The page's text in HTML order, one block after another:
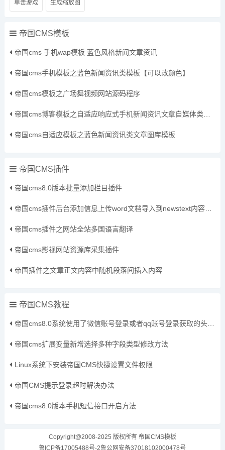
单击游戏 生成缩放图
帝国CMS模板
帝国cms 手机wap模板 蓝色风格新闻文章资讯
帝国cms手机模板之蓝色新闻资讯类模板【可以改颜色】
帝国cms模板之广场舞视频网站源码程序
帝国cms博客模板之自适应响应式手机新闻资讯文章自媒体类通用网站模板
帝国cms自适应模板之蓝色新闻资讯类文章图库模板
帝国CMS插件
帝国cms8.0版本批量添加栏目插件
帝国cms插件后台添加信息上传word文档导入到newstext内容插件
帝国cms插件之网站全站多国语言翻译
帝国cms影视网站资源库采集插件
帝国插件之文章正文内容中随机段落间插入内容
帝国CMS教程
帝国cms8.0系统使用了微信账号登录或者qq账号登录获取的头像保存到本地方法
帝国cms扩展变量新增选择多种字段类型修改方法
Linux系统下安装帝国CMS快捷设置文件权限
帝国CMS提示登录超时解决办法
帝国cms8.0版本手机短信接口开启方法
Copyright@2008-2025 版权所有 帝国CMS模板
鲁ICP备17005488号-2鲁公网安备37018102000478号